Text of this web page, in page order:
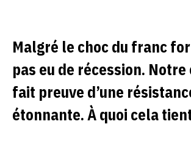
Malgré le choc du franc
pas eu de récession.
fait preuve d’une
étonnante. À quoi cela